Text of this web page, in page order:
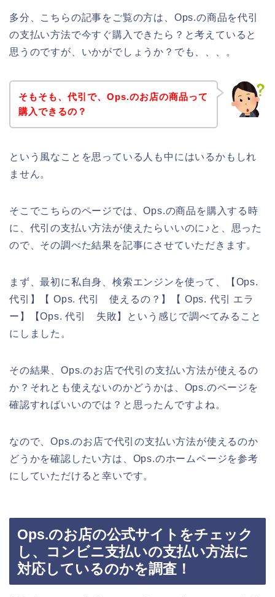
多分、こちらの記事をご覧の方は、Ops.の商品を代引
の支払い方法で今すぐ購入できたら？と考えていると
思うのですが、いかがでしょうか？でも、、、。
そもそも、代引で、Ops.のお店の商品って
購入できるの？
という風なことを思っている人も中にはいるかもしれ
ません。
そこでこちらのページでは、Ops.の商品を購入する時
に、代引の支払い方法が使えたらいいのに♪と、思った
ので、その調べた結果を記事にさせていただきます。
まず、最初に私自身、検索エンジンを使って、【Ops.
代引】【 Ops. 代引 使えるの？】【 Ops. 代引 エラ
ー】【Ops. 代引 失敗】という感じで調べてみること
にしました。
その結果、Ops.のお店で代引の支払い方法が使えるの
か？それとも使えないのかどうかは、Ops.のページを
確認すればいいのでは？と思ったんですよね。
なので、Ops.のお店で代引の支払い方法が使えるのか
どうかを確認したい方は、Ops.のホームページを参考
にしていただけると幸いです。
Ops.のお店の公式サイトをチェック
し、コンビニ支払いの支払い方法に
対応しているのかを調査！